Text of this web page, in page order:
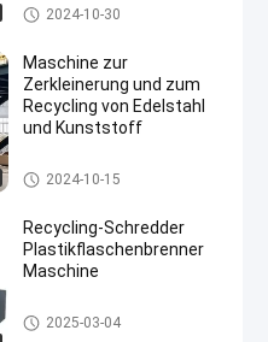
Plastikzerkleinerungsmaschine
n-Maschine
2024-10-30
Maschine zur
Zerkleinerung und zum
Recycling von Edelstahl
und Kunststoff
Plastikzerkleinerungsmaschin
en-Maschine
2024-10-15
Recycling-Schredder
Plastikflaschenbrenner
Maschine
Plastikzerkleinerungsmaschin
en-Maschine
2025-03-04